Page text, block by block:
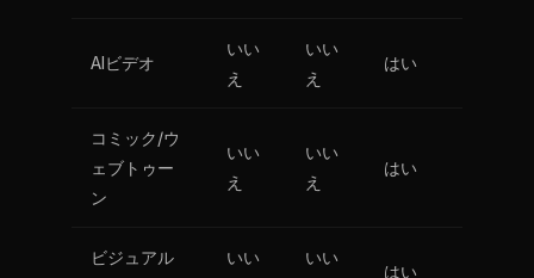
AIビデオ
いい
え
いい
え
はい
コミック/ウ
ェブトゥー
ン
いい
え
いい
え
はい
ビジュアル
いい
いい
はい